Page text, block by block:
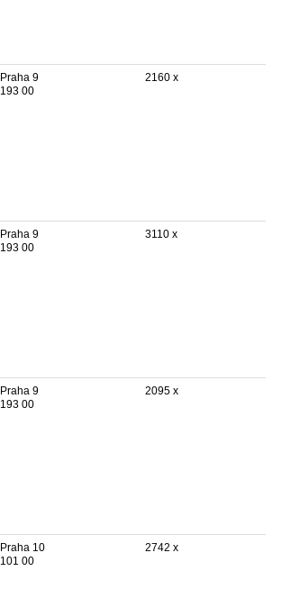
Praha 9
193 00
2160 x
Praha 9
193 00
3110 x
Praha 9
193 00
2095 x
Praha 10
101 00
2742 x